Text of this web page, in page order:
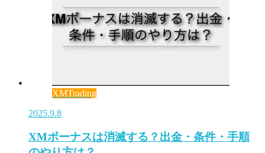
XMTrading
2025.9.8
XMボーナスは消滅する？出金・条件・手順